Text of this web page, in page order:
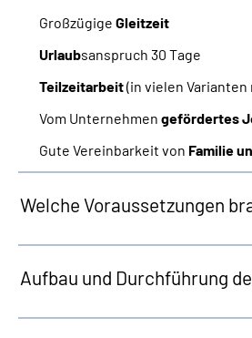
Großzügige Gleitzeit
Urlaubsanspruch 30 Tage
Teilzeitarbeit(in vielen Varianten
Vom Unternehmen gefördertes
Gute Vereinbarkeit von Familie
Welche Voraussetzungen
Aufbau und Durchführung